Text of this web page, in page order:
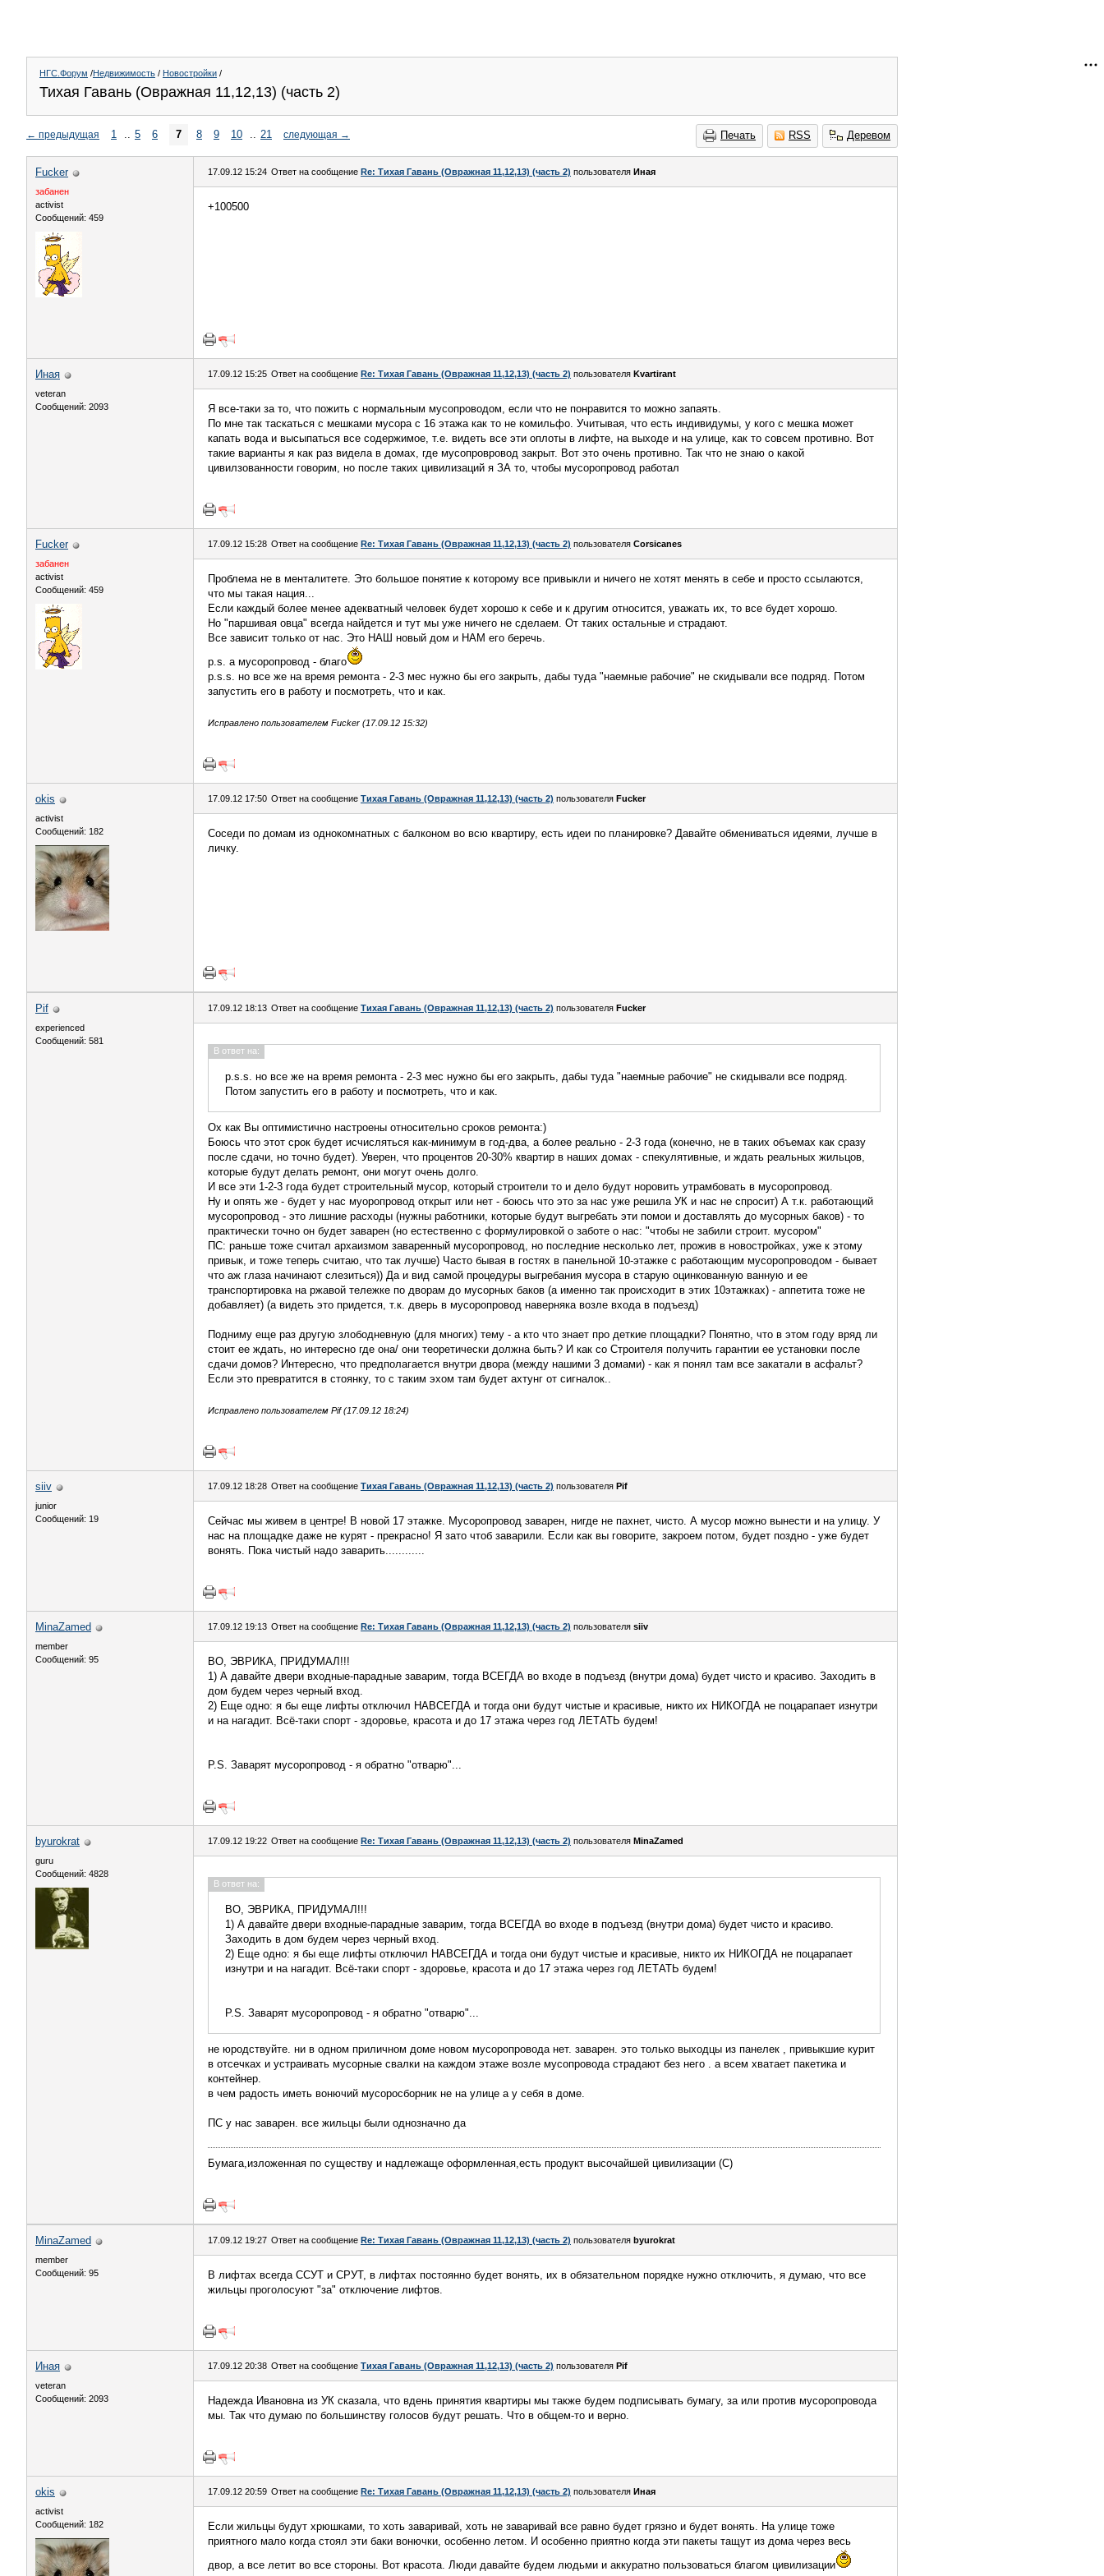
НГС.Форум /Недвижимость / Новостройки /
Тихая Гавань (Овражная 11,12,13) (часть 2)
Печать RSS Деревом
← предыдущая 1 .. 5 6 7 8 9 10 .. 21 следующая →
Fucker
забанен
activist
Сообщений: 459
17.09.12 15:24 Ответ на сообщение Re: Тихая Гавань (Овражная 11,12,13) (часть 2) пользователя Иная
+100500
Иная
veteran
Сообщений: 2093
17.09.12 15:25 Ответ на сообщение Re: Тихая Гавань (Овражная 11,12,13) (часть 2) пользователя Kvartirant
Я все-таки за то, что пожить с нормальным мусопроводом, если что не понравится то можно запаять.
По мне так таскаться с мешками мусора с 16 этажа как то не комильфо. Учитывая, что есть индивидумы, у кого с мешка может
капать вода и высыпаться все содержимое, т.е. видеть все эти оплоты в лифте, на выходе и на улице, как то совсем противно. Вот
такие варианты я как раз видела в домах, где мусопровровод закрыт. Вот это очень противно. Так что не знаю о какой
цивилзованности говорим, но после таких цивилизаций я ЗА то, чтобы мусоропровод работал
Fucker
забанен
activist
Сообщений: 459
17.09.12 15:28 Ответ на сообщение Re: Тихая Гавань (Овражная 11,12,13) (часть 2) пользователя Corsicanes
Проблема не в менталитете. Это большое понятие к которому все привыкли и ничего не хотят менять в себе и просто ссылаются,
что мы такая нация...
Если каждый более менее адекватный человек будет хорошо к себе и к другим относится, уважать их, то все будет хорошо.
Но "паршивая овца" всегда найдется и тут мы уже ничего не сделаем. От таких остальные и страдают.
Все зависит только от нас. Это НАШ новый дом и НАМ его беречь.
p.s. а мусоропровод - благо
p.s.s. но все же на время ремонта - 2-3 мес нужно бы его закрыть, дабы туда "наемные рабочие" не скидывали все подряд. Потом
запустить его в работу и посмотреть, что и как.
Исправлено пользователем Fucker (17.09.12 15:32)
okis
activist
Сообщений: 182
17.09.12 17:50 Ответ на сообщение Тихая Гавань (Овражная 11,12,13) (часть 2) пользователя Fucker
Соседи по домам из однокомнатных с балконом во всю квартиру, есть идеи по планировке? Давайте обмениваться идеями, лучше в
личку.
Pif
experienced
Сообщений: 581
17.09.12 18:13 Ответ на сообщение Тихая Гавань (Овражная 11,12,13) (часть 2) пользователя Fucker
В ответ на:
p.s.s. но все же на время ремонта - 2-3 мес нужно бы его закрыть, дабы туда "наемные рабочие" не скидывали все подряд.
Потом запустить его в работу и посмотреть, что и как.
Ох как Вы оптимистично настроены относительно сроков ремонта:)
Боюсь что этот срок будет исчисляться как-минимум в год-два, а более реально - 2-3 года (конечно, не в таких объемах как сразу
после сдачи, но точно будет). Уверен, что процентов 20-30% квартир в наших домах - спекулятивные, и ждать реальных жильцов,
которые будут делать ремонт, они могут очень долго.
И все эти 1-2-3 года будет строительный мусор, который строители то и дело будут норовить утрамбовать в мусоропровод.
Ну и опять же - будет у нас муоропровод открыт или нет - боюсь что это за нас уже решила УК и нас не спросит) А т.к. работающий
мусоропровод - это лишние расходы (нужны работники, которые будут выгребать эти помои и доставлять до мусорных баков) - то
практически точно он будет заварен (но естественно с формулировкой о заботе о нас: "чтобы не забили строит. мусором"
ПС: раньше тоже считал архаизмом заваренный мусоропровод, но последние несколько лет, прожив в новостройках, уже к этому
привык, и тоже теперь считаю, что так лучше) Часто бывая в гостях в панельной 10-этажке с работающим мусоропроводом - бывает
что аж глаза начинают слезиться)) Да и вид самой процедуры выгребания мусора в старую оцинкованную ванную и ее
транспортировка на ржавой тележке по дворам до мусорных баков (а именно так происходит в этих 10этажках) - аппетита тоже не
добавляет) (а видеть это придется, т.к. дверь в мусоропровод наверняка возле входа в подъезд)
Подниму еще раз другую злободневную (для многих) тему - а кто что знает про деткие площадки? Понятно, что в этом году вряд ли
стоит ее ждать, но интересно где она/ они теоретически должна быть? И как со Строителя получить гарантии ее установки после
сдачи домов? Интересно, что предполагается внутри двора (между нашими 3 домами) - как я понял там все закатали в асфальт?
Если это превратится в стоянку, то с таким эхом там будет ахтунг от сигналок..
Исправлено пользователем Pif (17.09.12 18:24)
siiv
junior
Сообщений: 19
17.09.12 18:28 Ответ на сообщение Тихая Гавань (Овражная 11,12,13) (часть 2) пользователя Pif
Сейчас мы живем в центре! В новой 17 этажке. Мусоропровод заварен, нигде не пахнет, чисто. А мусор можно вынести и на улицу. У
нас на площадке даже не курят - прекрасно! Я зато чтоб заварили. Если как вы говорите, закроем потом, будет поздно - уже будет
вонять. Пока чистый надо заварить............
MinaZamed
member
Сообщений: 95
17.09.12 19:13 Ответ на сообщение Re: Тихая Гавань (Овражная 11,12,13) (часть 2) пользователя siiv
ВО, ЭВРИКА, ПРИДУМАЛ!!!
1) А давайте двери входные-парадные заварим, тогда ВСЕГДА во входе в подъезд (внутри дома) будет чисто и красиво. Заходить в
дом будем через черный вход.
2) Еще одно: я бы еще лифты отключил НАВСЕГДА и тогда они будут чистые и красивые, никто их НИКОГДА не поцарапает изнутри
и на нагадит. Всё-таки спорт - здоровье, красота и до 17 этажа через год ЛЕТАТЬ будем!
P.S. Заварят мусоропровод - я обратно "отварю"...
byurokrat
guru
Сообщений: 4828
17.09.12 19:22 Ответ на сообщение Re: Тихая Гавань (Овражная 11,12,13) (часть 2) пользователя MinaZamed
В ответ на:
ВО, ЭВРИКА, ПРИДУМАЛ!!!
1) А давайте двери входные-парадные заварим, тогда ВСЕГДА во входе в подъезд (внутри дома) будет чисто и красиво.
Заходить в дом будем через черный вход.
2) Еще одно: я бы еще лифты отключил НАВСЕГДА и тогда они будут чистые и красивые, никто их НИКОГДА не поцарапает
изнутри и на нагадит. Всё-таки спорт - здоровье, красота и до 17 этажа через год ЛЕТАТЬ будем!
P.S. Заварят мусоропровод - я обратно "отварю"...
не юродствуйте. ни в одном приличном доме новом мусоропровода нет. заварен. это только выходцы из панелек , привыкшие курит
в отсечках и устраивать мусорные свалки на каждом этаже возле мусопровода страдают без него . а всем хватает пакетика и
контейнер.
в чем радость иметь вонючий мусоросборник не на улице а у себя в доме.
ПС у нас заварен. все жильцы были однозначно да
Бумага,изложенная по существу и надлежаще оформленная,есть продукт высочайшей цивилизации (С)
MinaZamed
member
Сообщений: 95
17.09.12 19:27 Ответ на сообщение Re: Тихая Гавань (Овражная 11,12,13) (часть 2) пользователя byurokrat
В лифтах всегда ССУТ и СРУТ, в лифтах постоянно будет вонять, их в обязательном порядке нужно отключить, я думаю, что все
жильцы проголосуют "за" отключение лифтов.
Иная
veteran
Сообщений: 2093
17.09.12 20:38 Ответ на сообщение Тихая Гавань (Овражная 11,12,13) (часть 2) пользователя Pif
Надежда Ивановна из УК сказала, что вдень принятия квартиры мы также будем подписывать бумагу, за или против мусоропровода
мы. Так что думаю по большинству голосов будут решать. Что в общем-то и верно.
okis
activist
Сообщений: 182
17.09.12 20:59 Ответ на сообщение Re: Тихая Гавань (Овражная 11,12,13) (часть 2) пользователя Иная
Если жильцы будут хрюшками, то хоть заваривай, хоть не заваривай все равно будет грязно и будет вонять. На улице тоже
приятного мало когда стоял эти баки вонючки, особенно летом. И особенно приятно когда эти пакеты тащут из дома через весь
двор, а все летит во все стороны. Вот красота. Люди давайте будем людьми и аккуратно пользоваться благом цивилизации